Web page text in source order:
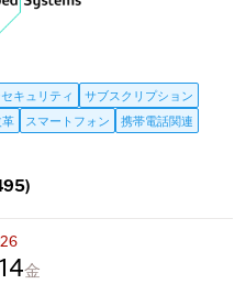
キュリティ
サブスクリプション
革 スマートフォン
携帯電話関連
14金